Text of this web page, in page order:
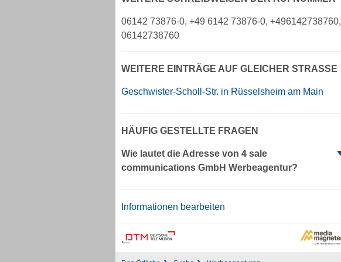
06142 73876-0, +49 6142 73876-0, +496142738760,
06142738760
WEITERE EINTRÄGE AUF GLEICHER STRASSE
Geschwister-Scholl-Str. in Rüsselsheim am Main
HÄUFIG GESTELLTE FRAGEN
Wie lautet die Adresse von 4 sale
communications GmbH Werbeagentur?
Informationen bearbeiten